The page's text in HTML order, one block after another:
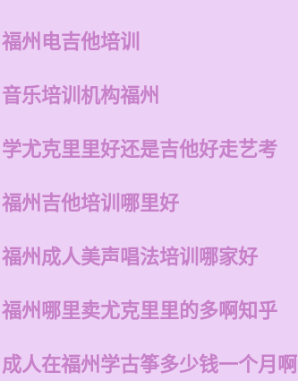
福州电吉他培训
音乐培训机构福州
学尤克里里好还是吉他好走艺考
福州吉他培训哪里好
福州成人美声唱法培训哪家好
福州哪里卖尤克里里的多啊知乎
成人在福州学古筝多少钱一个月啊